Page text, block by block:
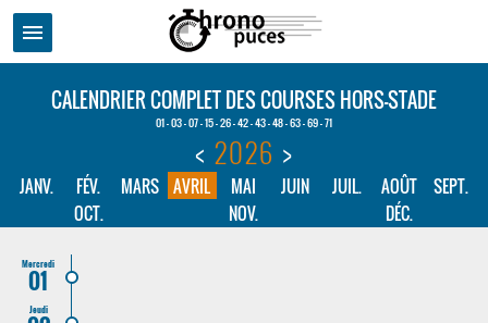
menu
CALENDRIER COMPLET DES COURSES HORS-STADE
01 - 03 - 07 - 15 - 26 - 42 - 43 - 48 - 63 - 69 - 71
< 2026 >
JANV. FÉV. MARS AVRIL MAI JUIN JUIL. AOÛT
SEPT.
OCT.
NOV. DÉC.
Mercredi
01
Jeudi